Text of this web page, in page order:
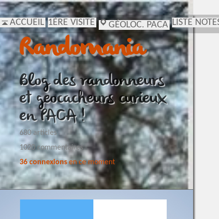
ACCUEIL 1ÈRE VISITE GÉOLOC. PACA LISTE
Randomania
Blog des randonneurs
et geocacheurs curieux
en PACA !
680 articles
1020 commentaires
36 connexionsen ce moment